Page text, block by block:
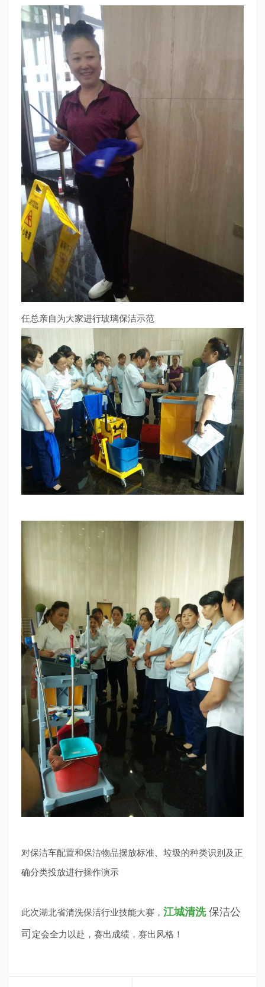
任总亲自为大家进行玻璃保洁示范
对保洁车配置和保洁物品摆放标准、垃圾的种类识别及正
确分类投放进行操作演示
此次湖北省清洗保洁行业技能大赛， 江城清洗保洁公
司 定会全力以赴，赛出成绩，赛出风格！